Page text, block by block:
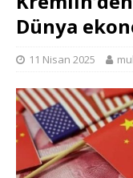
Dünya
11 Nisan 2025